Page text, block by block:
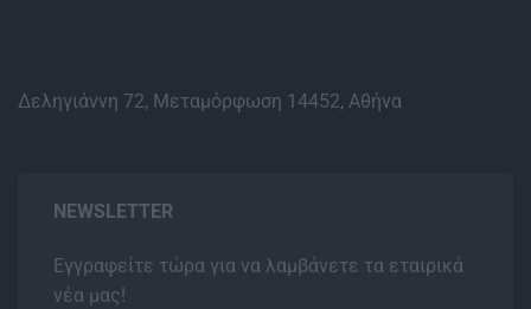
Δεληγιάννη 72, Μεταμόρφωση 14452, Αθήνα
NEWSLETTER
Εγγραφείτε τώρα για να λαμβάνετε τα εταιρικά
νέα μας!